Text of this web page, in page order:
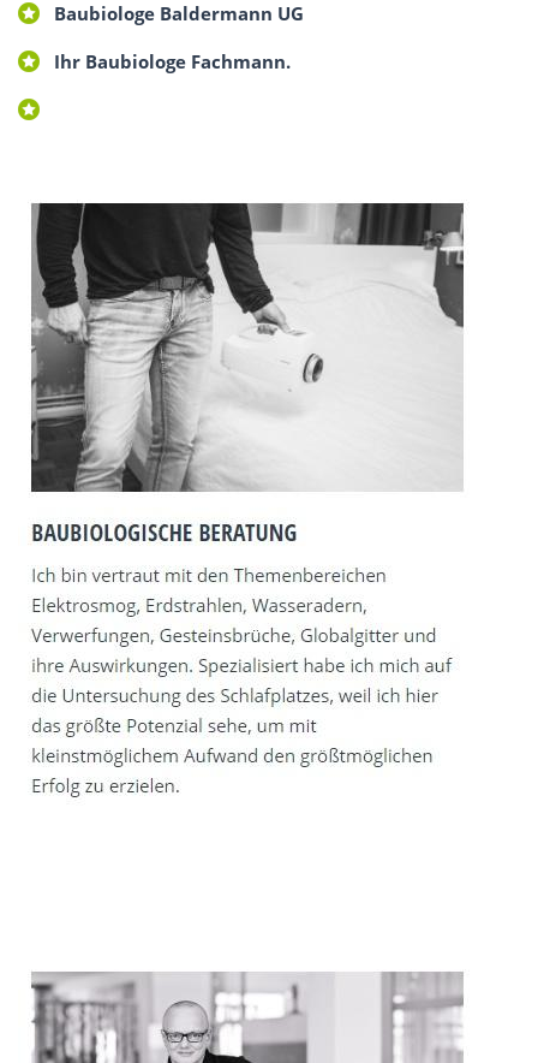
Baubiologe Baldermann UG
Ihr Baubiologe Fachmann.